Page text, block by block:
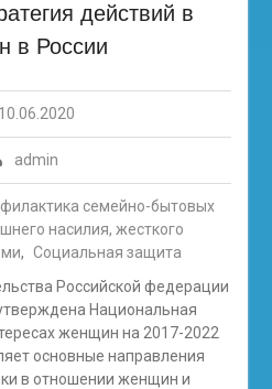
действий в
в России
10.06.2020
admin
семейно-бытовых
насилия, жесткого
, Социальная защита
Российской федерации
Национальная
женщин на 2017-2022
основные направления
в отношении женщин и